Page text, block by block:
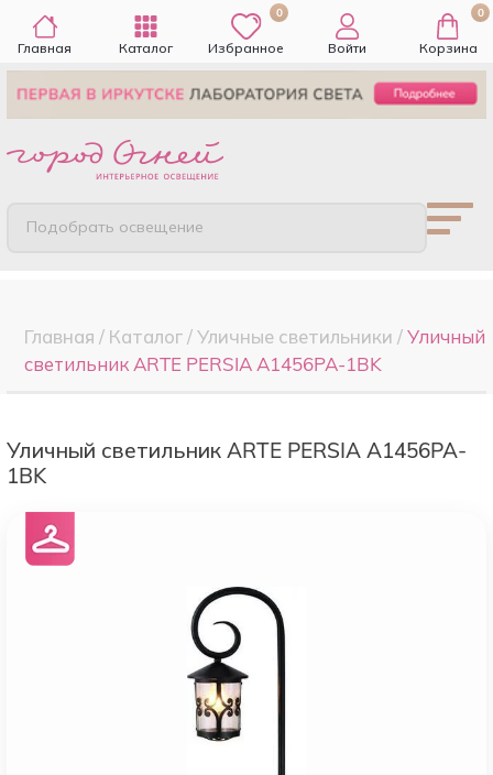
Главная Каталог
0
Избранное Войти
0
Корзина
Подобрать освещение
Главная / Каталог/Уличные светильники /Уличный
светильник ARTE PERSIA A1456PA-1BK
Уличный светильник ARTE PERSIA A1456PA-
1BK